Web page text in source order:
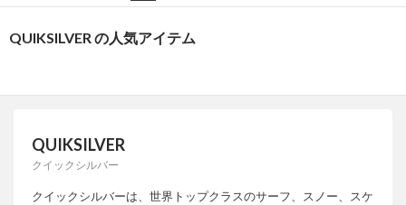
QUIKSILVER の人気アイテム
QUIKSILVER
クイックシルバー
クイックシルバーは、世界トップクラスのサーフ、スノー、スケ